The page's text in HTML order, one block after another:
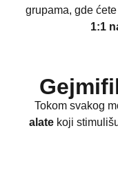
grupama, gde
1:1
Tokom svakog
alatekoji